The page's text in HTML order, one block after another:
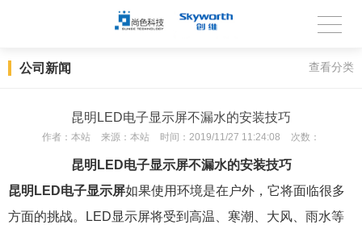
公司新闻 查看分类
昆明LED电子显示屏不漏水的安装技巧
作者： 本站 来源： 本站 时间： 2019/11/27 11:24:08 次数：
昆明LED电子显示屏不漏水的安装技巧
昆明LED电子显示屏如果使用环境是在户外，它将面临很多
方面的挑战。LED显示屏将受到高温、寒潮、大风、雨水等